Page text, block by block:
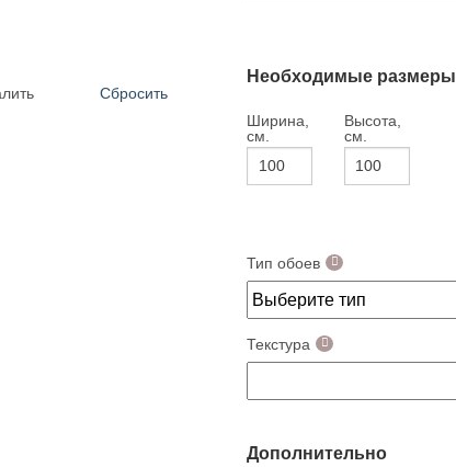
Сбросить
Необходимые размеры
Ширина,
см.
Высота,
см.
Тип обоев
Текстура
Дополнительно